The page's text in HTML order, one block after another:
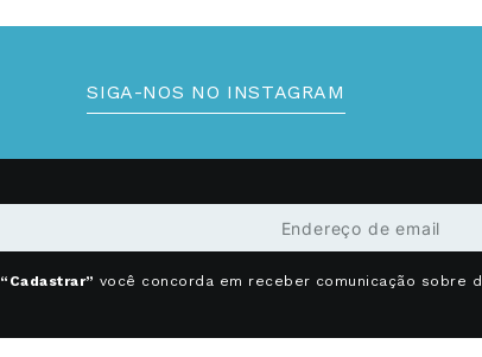
SIGA-NOS NO INSTAGRAM
“Cadastrar” você concorda em receber comunicação sobre